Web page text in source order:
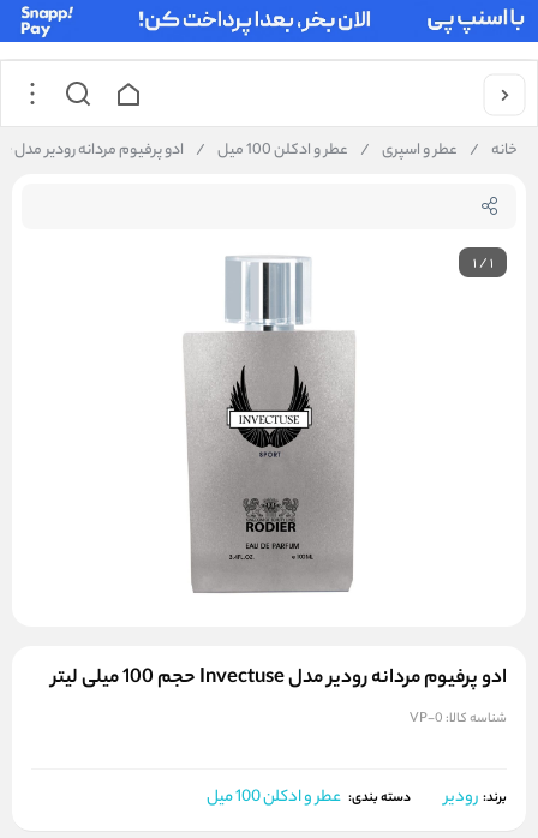
خانه / عطر و اسپری / عطر و ادکلن 100 میل / ادو پرفیوم مردانه رودیر مدل Invectuse حجم 100 میلی لیتر
1/1
ادو پرفیوم مردانه رودیر مدل Invectuse حجم 100 میلی لیتر
شناسه کالا: VP-0
برند: رودیر دسته بندی: عطر و ادکلن 100 میل